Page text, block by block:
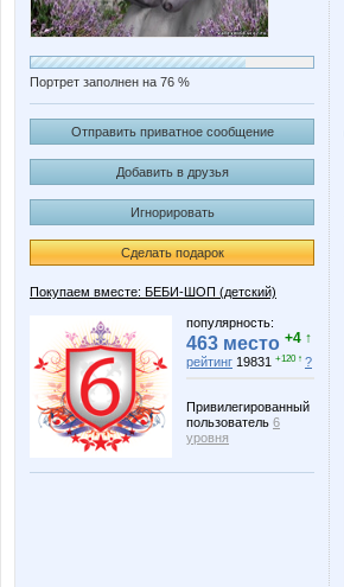
Портрет заполнен на 76 %
Отправить приватное сообщение
Добавить в друзья
Игнорировать
Сделать подарок
Покупаем вместе: БЕБИ-ШОП (детский)
популярность:
463 место +4 ↑
рейтинг 19831 +120 ↑ ?
Привилегированный
пользователь 6
уровня